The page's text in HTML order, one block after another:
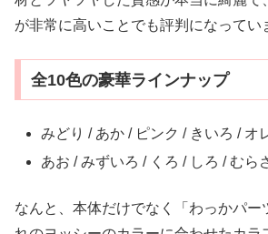
が非常に高いことでも評判になってい
全10色の豪華ラインナップ
みどり / あか / ピンク / きいろ / オ
あお / みずいろ / くろ / しろ / むら
なんと、本体だけでなく「わっかパー